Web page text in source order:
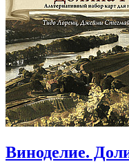
Виноделие.